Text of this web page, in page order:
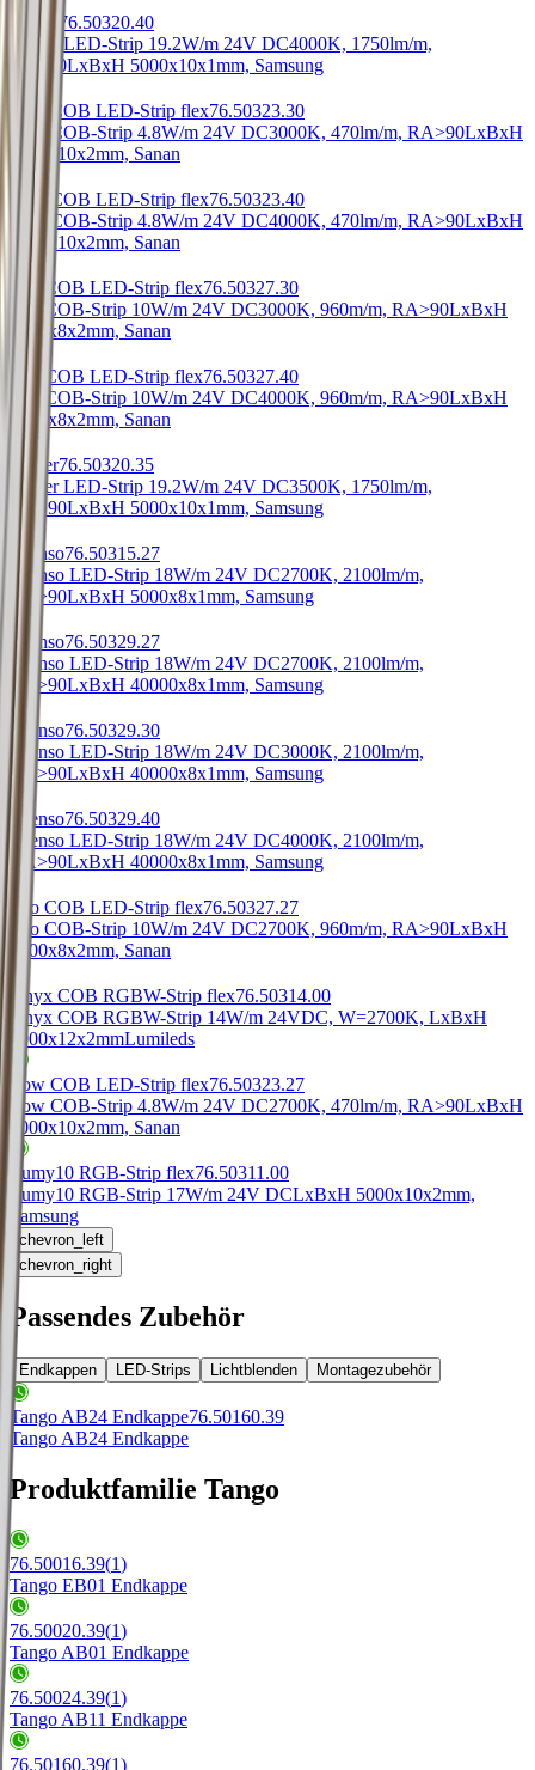
Power 76.50320.40
Power LED-Strip 19.2W/m 24V DC4000K, 1750lm/m,
RA>90LxBxH 5000x10x1mm, Samsung
Low COB LED-Strip flex76.50323.30
Low COB-Strip 4.8W/m 24V DC3000K, 470lm/m, RA>90LxBxH
5000x10x2mm, Sanan
Low COB LED-Strip flex76.50323.40
Low COB-Strip 4.8W/m 24V DC4000K, 470lm/m, RA>90LxBxH
5000x10x2mm, Sanan
Leo COB LED-Strip flex76.50327.30
Leo COB-Strip 10W/m 24V DC3000K, 960m/m, RA>90LxBxH
5000x8x2mm, Sanan
Leo COB LED-Strip flex76.50327.40
Leo COB-Strip 10W/m 24V DC4000K, 960m/m, RA>90LxBxH
5000x8x2mm, Sanan
Power76.50320.35
Power LED-Strip 19.2W/m 24V DC3500K, 1750lm/m,
RA>90LxBxH 5000x10x1mm, Samsung
Intenso76.50315.27
Intenso LED-Strip 18W/m 24V DC2700K, 2100lm/m,
RA>90LxBxH 5000x8x1mm, Samsung
Intenso76.50329.27
Intenso LED-Strip 18W/m 24V DC2700K, 2100lm/m,
RA>90LxBxH 40000x8x1mm, Samsung
Intenso76.50329.30
Intenso LED-Strip 18W/m 24V DC3000K, 2100lm/m,
RA>90LxBxH 40000x8x1mm, Samsung
Intenso76.50329.40
Intenso LED-Strip 18W/m 24V DC4000K, 2100lm/m,
RA>90LxBxH 40000x8x1mm, Samsung
Leo COB LED-Strip flex76.50327.27
Leo COB-Strip 10W/m 24V DC2700K, 960m/m, RA>90LxBxH
5000x8x2mm, Sanan
Onyx COB RGBW-Strip flex76.50314.00
Onyx COB RGBW-Strip 14W/m 24VDC, W=2700K, LxBxH
5000x12x2mmLumileds
Low COB LED-Strip flex76.50323.27
Low COB-Strip 4.8W/m 24V DC2700K, 470lm/m, RA>90LxBxH
5000x10x2mm, Sanan
Lumy10 RGB-Strip flex76.50311.00
Lumy10 RGB-Strip 17W/m 24V DCLxBxH 5000x10x2mm,
Samsung
chevron_left
chevron_right
Passendes Zubehör
Endkappen LED-Strips Lichtblenden Montagezubehör
Tango AB24 Endkappe76.50160.39
Tango AB24 Endkappe
Produktfamilie Tango
76.50016.39(1)
Tango EB01 Endkappe
76.50020.39(1)
Tango AB01 Endkappe
76.50024.39(1)
Tango AB11 Endkappe
76.50160.39(1)